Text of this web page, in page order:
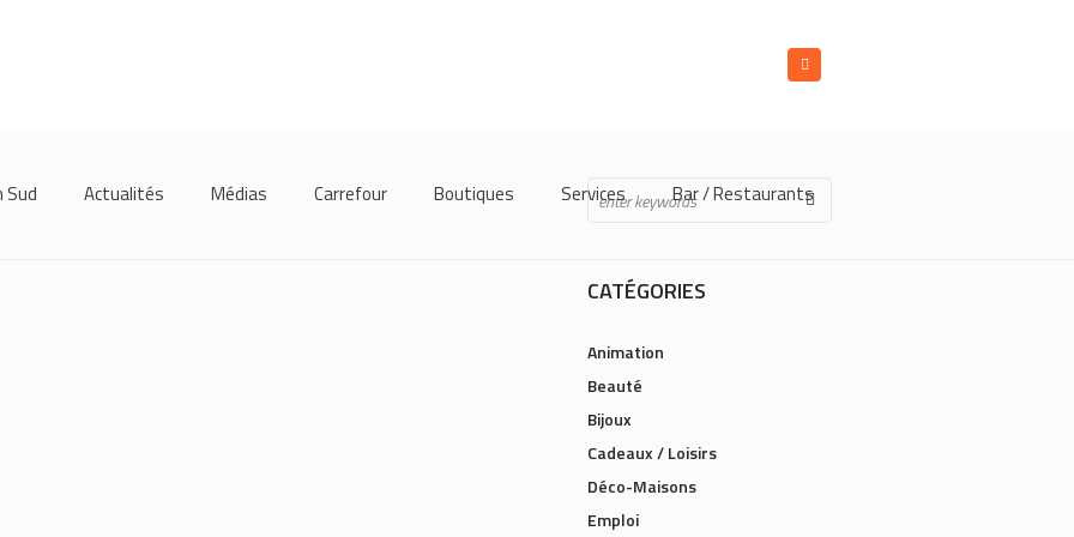
Sud Actualités Médias Carrefour Boutiques Services Bar / Restaurants
CATÉGORIES
Animation
Beauté
Bijoux
Cadeaux / Loisirs
Déco-Maisons
Emploi